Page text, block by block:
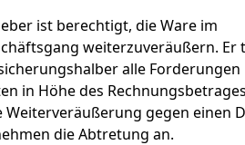
ist berechtigt, die Ware im
weiterzuveräußern. Er
alle
in Höhe des
Weiterveräußerung gegen einen
die Abtretung an.